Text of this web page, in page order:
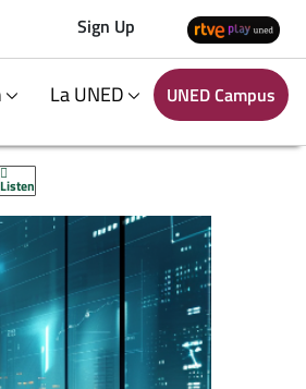
Sign Up
La UNED UNED Campus
Listen